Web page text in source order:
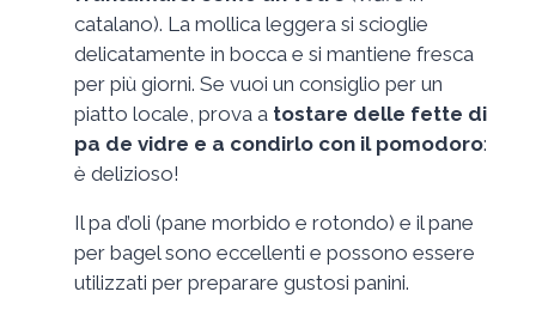
catalano). La mollica leggera si scioglie
delicatamente in bocca e si mantiene fresca
per più giorni. Se vuoi un consiglio per un
piatto locale, prova a tostare delle fette di
pa de vidre e a condirlo con il pomodoro:
è delizioso!
Il pa d’oli (pane morbido e rotondo) e il pane
per bagel sono eccellenti e possono essere
utilizzati per preparare gustosi panini.